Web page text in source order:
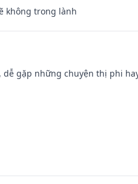
không trong lành
gặp những chuyện thị phi